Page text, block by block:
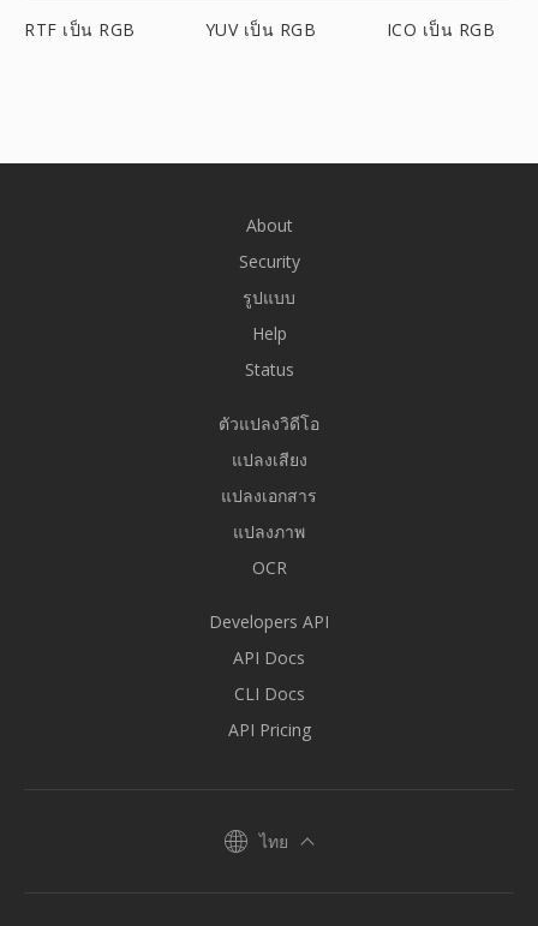
RTF เป็น RGB YUV เป็น RGB ICO เป็น RGB
About
Security
รูปแบบ
Help
Status
ตัวแปลงวิดีโอ
แปลงเสียง
แปลงเอกสาร
แปลงภาพ
OCR
Developers API
API Docs
CLI Docs
API Pricing
ไทย